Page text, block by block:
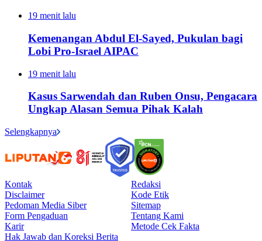
19 menit lalu
Kemenangan Abdul El-Sayed, Pukulan bagi
Lobi Pro-Israel AIPAC
19 menit lalu
Kasus Sarwendah dan Ruben Onsu, Pengacara
Ungkap Alasan Semua Pihak Kalah
Selengkapnya
Kontak
Redaksi
Disclaimer
Kode Etik
Pedoman Media Siber
Sitemap
Form Pengaduan
Tentang Kami
Karir
Metode Cek Fakta
Hak Jawab dan Koreksi Berita